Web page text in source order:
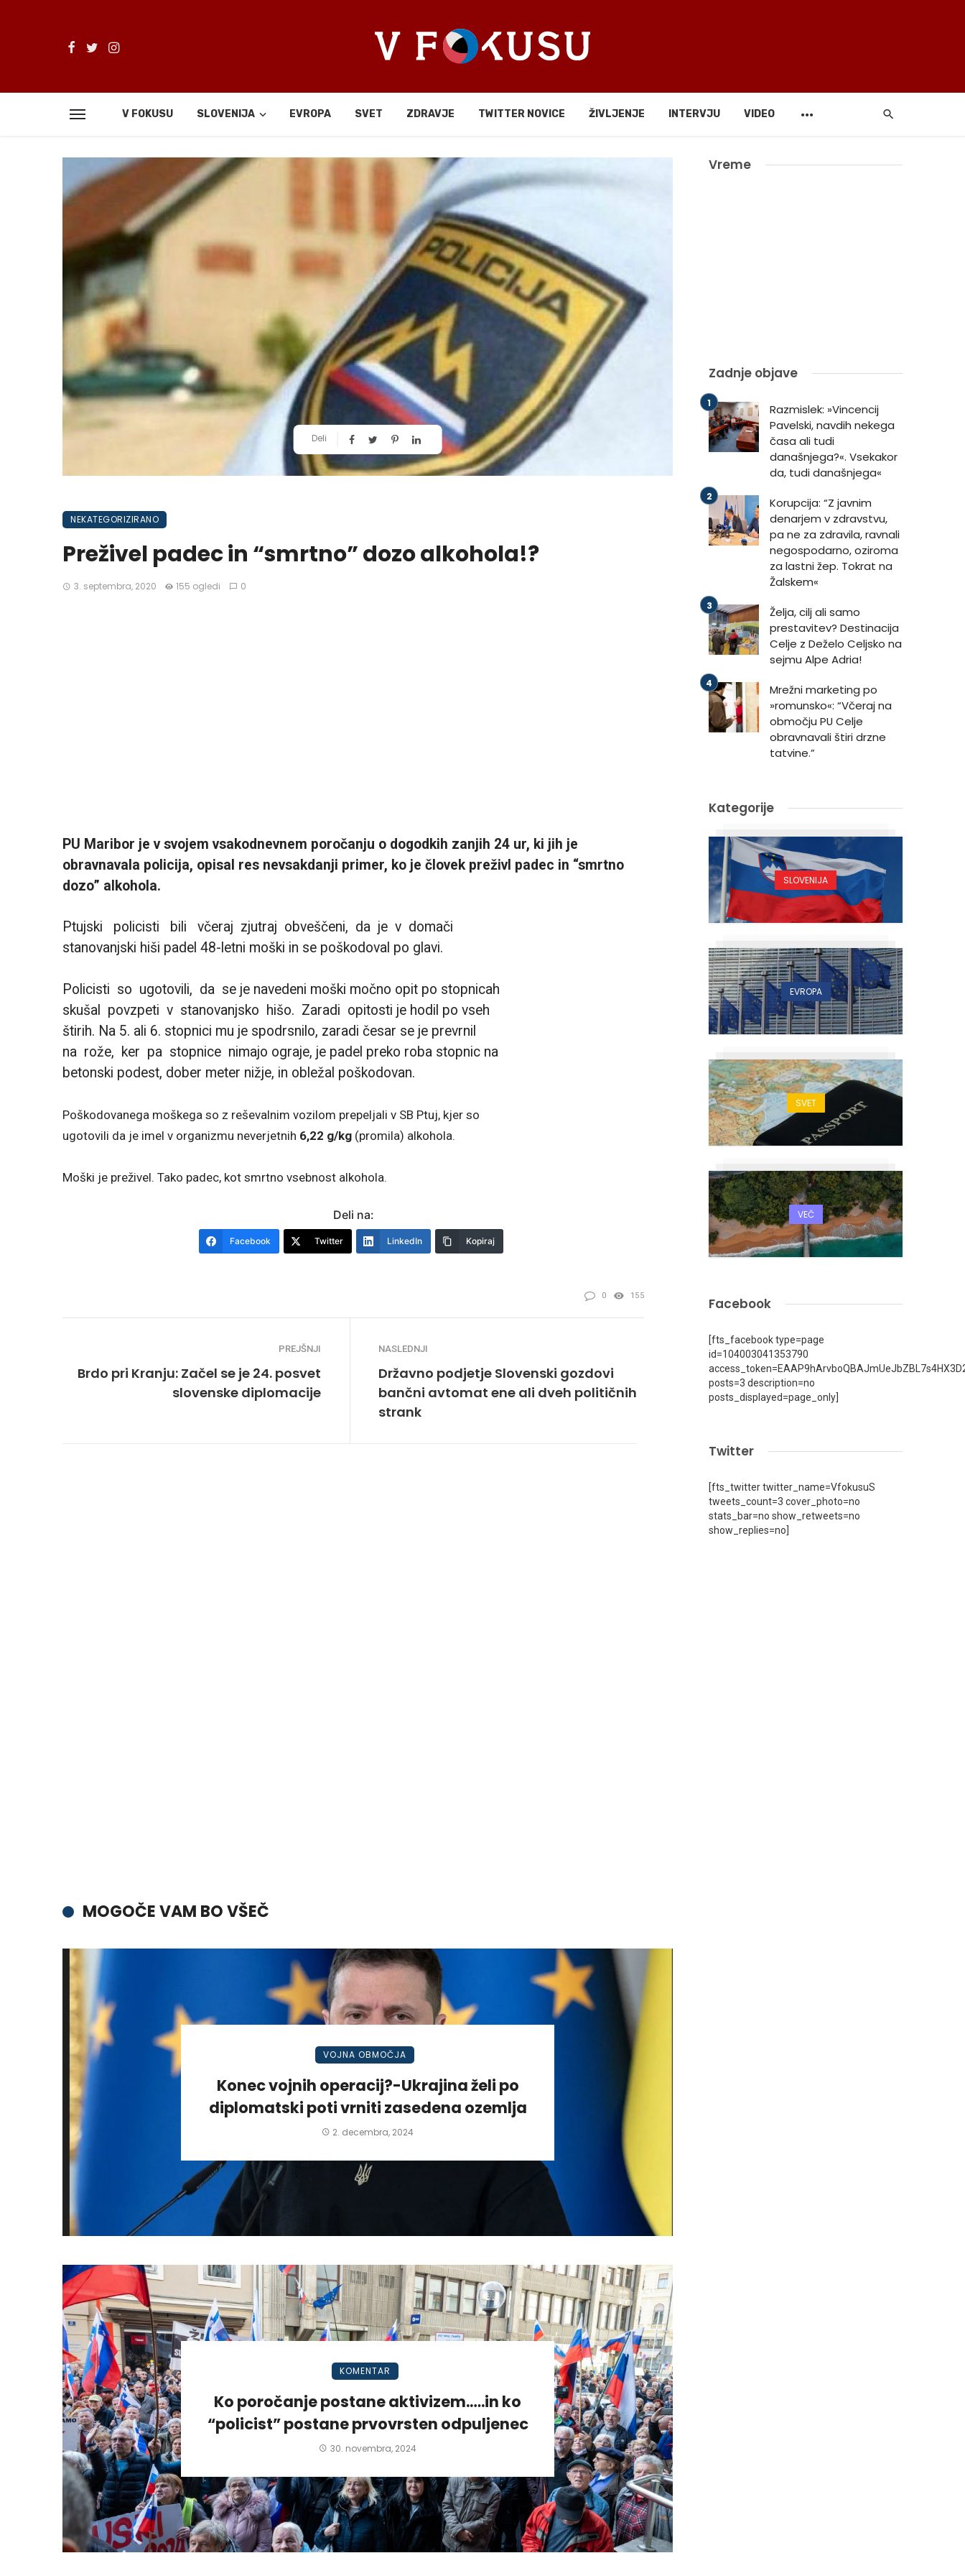
V FOKUSU SLOVENIJA EVROPA SVET ZDRAVJE TWITTER NOVICE ŽIVLJENJE INTERVJU VIDEO
Deli
NEKATEGORIZIRANO
Preživel padec in “smrtno” dozo alkohola!?
3. septembra, 2020 155 ogledi 0
PU Maribor je v svojem vsakodnevnem poročanju o dogodkih zanjih 24 ur, ki jih je
obravnavala policija, opisal res nevsakdanji primer, ko je človek preživl padec in “smrtno
dozo” alkohola.
Ptujski policisti bili včeraj zjutraj obveščeni, da je v domači
stanovanjski hiši padel 48-letni moški in se poškodoval po glavi.
Policisti so ugotovili, da se je navedeni moški močno opit po stopnicah
skušal povzpeti v stanovanjsko hišo. Zaradi opitosti je hodil po vseh
štirih. Na 5. ali 6. stopnici mu je spodrsnilo, zaradi česar se je prevrnil
na rože, ker pa stopnice nimajo ograje, je padel preko roba stopnic na
betonski podest, dober meter nižje, in obležal poškodovan.
Poškodovanega moškega so z reševalnim vozilom prepeljali v SB Ptuj, kjer so
ugotovili da je imel v organizmu neverjetnih 6,22 g/kg (promila) alkohola.
Moški je preživel. Tako padec, kot smrtno vsebnost alkohola.
Deli na:
Facebook Twitter LinkedIn Kopiraj
0 155
PREJŠNJI
Brdo pri Kranju: Začel se je 24. posvet
slovenske diplomacije
NASLEDNJI
Državno podjetje Slovenski gozdovi
bančni avtomat ene ali dveh političnih
strank
MOGOČE VAM BO VŠEČ
VOJNA OBMOČJA
Konec vojnih operacij?-Ukrajina želi po
diplomatski poti vrniti zasedena ozemlja
2. decembra, 2024
KOMENTAR
Ko poročanje postane aktivizem.….in ko
“policist” postane prvovrsten odpuljenec
30. novembra, 2024
Vreme
Zadnje objave
Razmislek: »Vincencij
Pavelski, navdih nekega
časa ali tudi
današnjega?«. Vsekakor
da, tudi današnjega«
Korupcija: “Z javnim
denarjem v zdravstvu,
pa ne za zdravila, ravnali
negospodarno, oziroma
za lastni žep. Tokrat na
Žalskem«
Želja, cilj ali samo
prestavitev? Destinacija
Celje z Deželo Celjsko na
sejmu Alpe Adria!
Mrežni marketing po
»romunsko«: “Včeraj na
območju PU Celje
obravnavali štiri drzne
tatvine.”
Kategorije
SLOVENIJA
EVROPA
SVET
VEČ
Facebook
[fts_facebook type=page
id=104003041353790
posts=3 description=no
posts_displayed=page_only]
Twitter
[fts_twitter twitter_name=VfokusuS
tweets_count=3 cover_photo=no
stats_bar=no show_retweets=no
show_replies=no]